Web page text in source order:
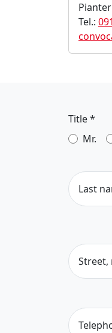
Tel.:
Title*
Mr.
Last
Street,